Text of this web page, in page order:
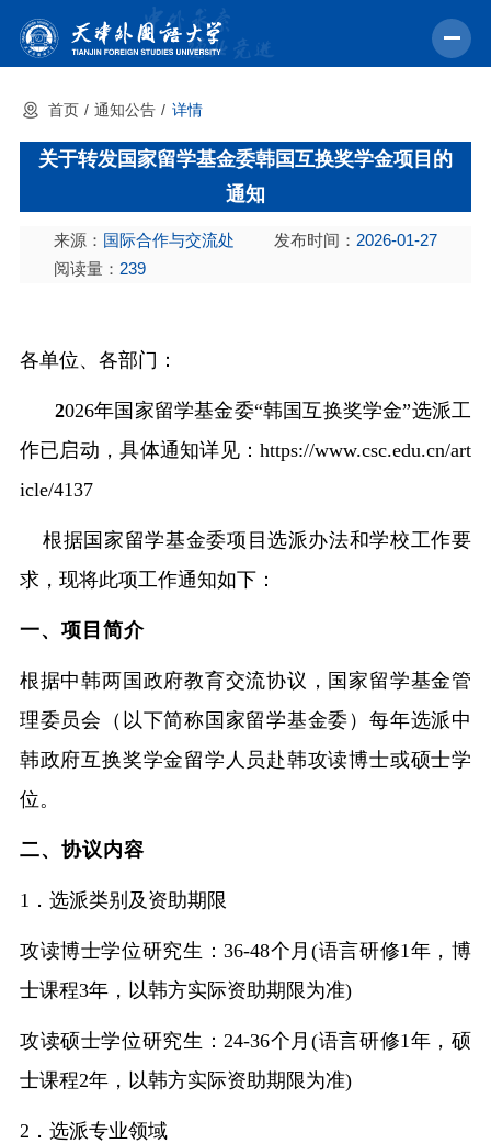
首页
学校概况
机构设置
教育教学
学术科研
招生就业
校园文化
融合门户 校外访问（VPN）
首页 通知公告 详情
关于转发国家留学基金委韩国互换奖学金项目的
通知
来源： 国际合作与交流处 发布时间： 2026-01-27
阅读量： 239
各单位、各部门：
2026年国家留学基金委“韩国互换奖学金”选派工
作已启动，具体通知详见：https://www.csc.edu.cn/art
icle/4137
根据国家留学基金委项目选派办法和学校工作要
求，现将此项工作通知如下：
一、项目简介
根据中韩两国政府教育交流协议，国家留学基金管
理委员会（以下简称国家留学基金委）每年选派中
韩政府互换奖学金留学人员赴韩攻读博士或硕士学
位。
二、协议内容
1．选派类别及资助期限
攻读博士学位研究生：36-48个月(语言研修1年，博
士课程3年，以韩方实际资助期限为准)
攻读硕士学位研究生：24-36个月(语言研修1年，硕
士课程2年，以韩方实际资助期限为准)
2．选派专业领域